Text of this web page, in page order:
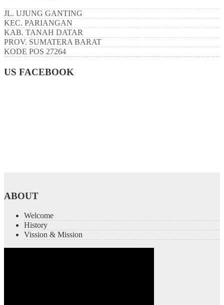
JL. UJUNG GANTING
KEC. PARIANGAN
KAB. TANAH DATAR
PROV. SUMATERA BARAT
KODE POS 27264
US FACEBOOK
ABOUT
Welcome
History
Vission & Mission